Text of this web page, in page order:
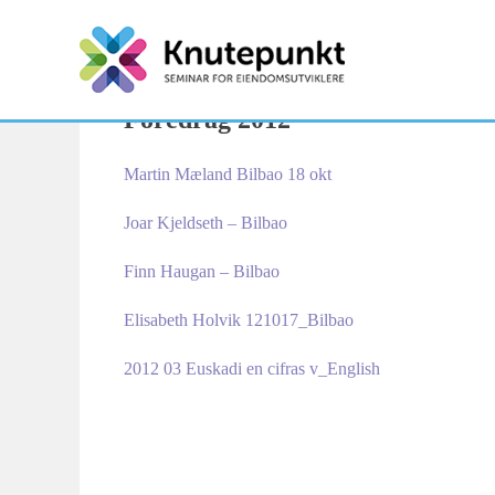
Foredrag 2012
Martin Mæland Bilbao 18 okt
Joar Kjeldseth – Bilbao
Finn Haugan – Bilbao
Elisabeth Holvik 121017_Bilbao
2012 03 Euskadi en cifras v_English